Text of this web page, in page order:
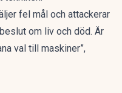
fel mål och attackerar
om liv och död. Är
val till maskiner”,